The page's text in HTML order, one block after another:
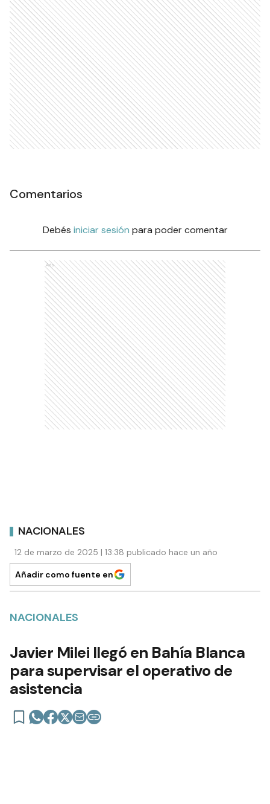
Comentarios
Debés iniciar sesión para poder comentar
Ads
NACIONALES
12 de marzo de 2025 | 13:38 publicado hace un año
Añadir como fuente en
NACIONALES
Javier Milei llegó en Bahía Blanca
para supervisar el operativo de
asistencia